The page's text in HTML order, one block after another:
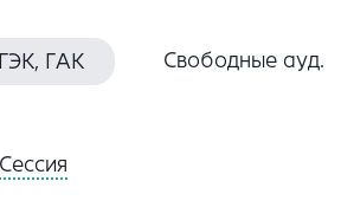
ГЭК, ГАК Свободные ауд.
Сессия